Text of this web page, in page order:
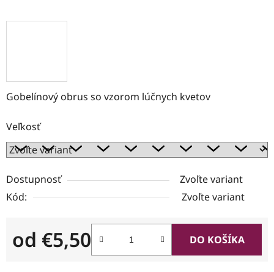
Gobelínový obrus so vzorom lúčnych kvetov
Veľkosť
Dostupnosť
Zvoľte variant
Kód:
Zvoľte variant
od €5,50 DO KOŠÍKA